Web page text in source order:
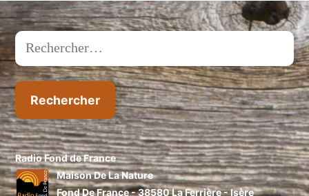
Rechercher :
Radio Fond de France
Maison De La Nature
Fond De France - 38580 La Ferrière - Isère